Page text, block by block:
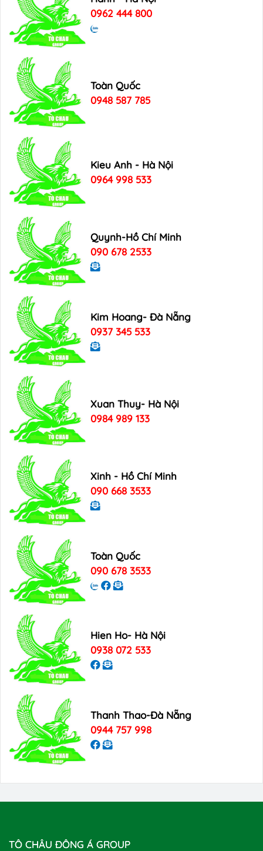
0962 444 800
Toàn Quốc
0948 587 785
Kieu Anh - Hà Nội
0964 998 533
Quynh-Hồ Chí Minh
090 678 2533
Kim Hoang- Đà Nẵng
0937 345 533
Xuan Thuy- Hà Nội
0984 989 133
Xinh - Hồ Chí Minh
090 668 3533
Toàn Quốc
090 678 3533
Hien Ho- Hà Nội
0938 072 533
Thanh Thao-Đà Nẵng
0944 757 998
TÔ CHÂU ĐÔNG Á GROUP